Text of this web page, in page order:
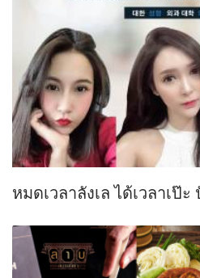
หมดเวลาลังเล ได้เวลาเป๊ะ